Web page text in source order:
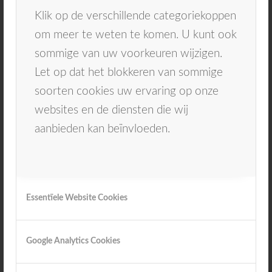
Klik op de verschillende categoriekoppen
om meer te weten te komen. U kunt ook
sommige van uw voorkeuren wijzigen.
Let op dat het blokkeren van sommige
soorten cookies uw ervaring op onze
websites en de diensten die wij
aanbieden kan beïnvloeden.
Essentïele Website Cookies
Google Analytics Cookies
Je ziet dan onderstaande scherm. Klik dubbel
op anamnese zodat je de ingevulde anamnese
kan checken.